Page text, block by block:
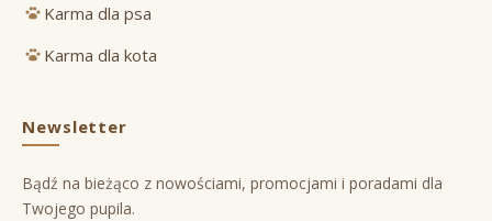
Karma dla psa
Karma dla kota
Newsletter
Bądź na bieżąco z nowościami, promocjami i poradami dla
Twojego pupila.